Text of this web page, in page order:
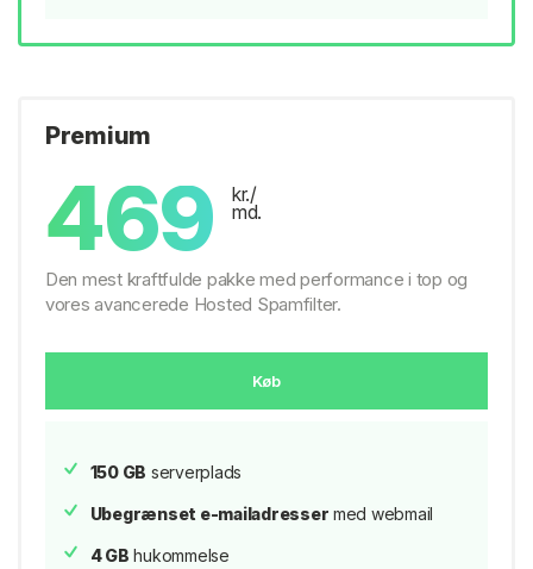
Premium
469 kr./
md.
Den mest kraftfulde pakke med performance i top og
vores avancerede Hosted Spamfilter.
Køb
150 GB serverplads
Ubegrænset e-mailadresser med webmail
4 GB hukommelse